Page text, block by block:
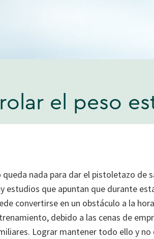
el peso
queda nada para dar el pistoletazo de
estudios que apuntan que durante
convertirse en un obstáculo a la
debido a las cenas de
Lograr mantener todo ello y